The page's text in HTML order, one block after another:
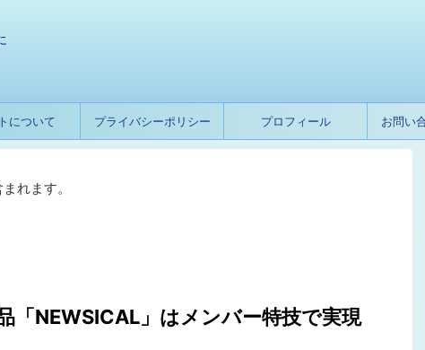
について プライバシーポリシー プロフィール お問い
れます。
「NEWSICAL」はメンバー特技で実現